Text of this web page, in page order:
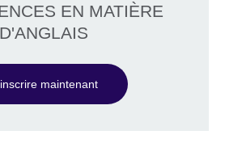
EN MATIÈRE
D'ANGLAIS
maintenant